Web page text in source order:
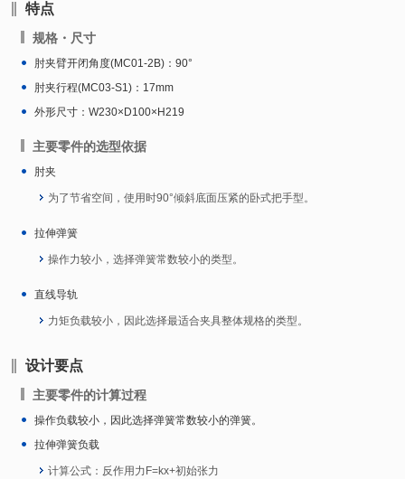
特点
规格・尺寸
肘夹臂开闭角度(MC01-2B)：90°
肘夹行程(MC03-S1)：17mm
外形尺寸：W230×D100×H219
主要零件的选型依据
肘夹
为了节省空间，使用时90°倾斜底面压紧的卧式把手型。
拉伸弹簧
操作力较小，选择弹簧常数较小的类型。
直线导轨
力矩负载较小，因此选择最适合夹具整体规格的类型。
设计要点
主要零件的计算过程
操作负载较小，因此选择弹簧常数较小的弹簧。
拉伸弹簧负载
计算公式：反作用力F=kx+初始张力